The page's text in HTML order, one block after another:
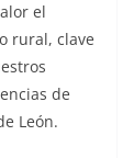
el
rural, clave
de
León.